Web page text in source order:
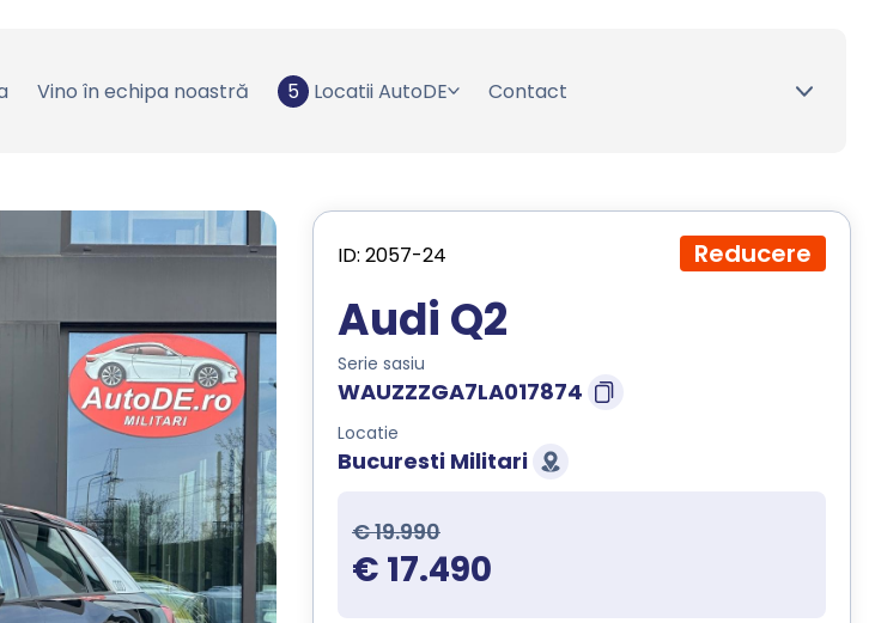
Vino în echipa noastră 5 Locatii AutoDE Contact
ID: 2057-24 Reducere
Audi Q2
Serie sasiu
WAUZZZGA7LA017874
Locatie
Bucuresti Militari
€ 19.990
€ 17.490